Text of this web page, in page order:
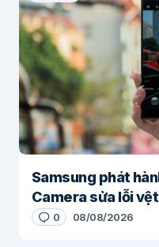
Samsung phát
Camera sửa lỗi
0 08/08/2026